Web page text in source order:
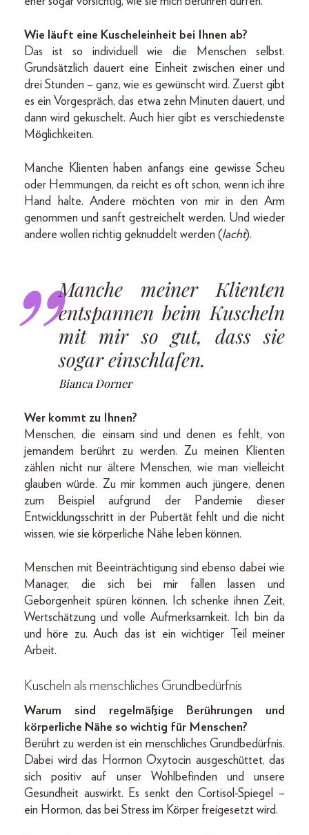
Wie läuft eine Kuscheleinheit bei Ihnen ab?
Das ist so individuell wie die Menschen selbst.
Grundsätzlich dauert eine Einheit zwischen einer und
drei Stunden – ganz, wie es gewünscht wird. Zuerst gibt
es ein Vorgespräch, das etwa zehn Minuten dauert, und
dann wird gekuschelt. Auch hier gibt es verschiedenste
Möglichkeiten.
Manche Klienten haben anfangs eine gewisse Scheu
oder Hemmungen, da reicht es oft schon, wenn ich ihre
Hand halte. Andere möchten von mir in den Arm
genommen und sanft gestreichelt werden. Und wieder
andere wollen richtig geknuddelt werden (lacht).
Manche meiner Klienten
entspannen beim Kuscheln
mit mir so gut, dass sie
sogar einschlafen.
Bianca Dorner
Wer kommt zu Ihnen?
Menschen, die einsam sind und denen es fehlt, von
jemandem berührt zu werden. Zu meinen Klienten
zählen nicht nur ältere Menschen, wie man vielleicht
glauben würde. Zu mir kommen auch jüngere, denen
zum Beispiel aufgrund der Pandemie dieser
Entwicklungsschritt in der Pubertät fehlt und die nicht
wissen, wie sie körperliche Nähe leben können.
Menschen mit Beeinträchtigung sind ebenso dabei wie
Manager, die sich bei mir fallen lassen und
Geborgenheit spüren können. Ich schenke ihnen Zeit,
Wertschätzung und volle Aufmerksamkeit. Ich bin da
und höre zu. Auch das ist ein wichtiger Teil meiner
Arbeit.
Kuscheln als menschliches Grundbedürfnis
Warum sind regelmäßige Berührungen und
körperliche Nähe so wichtig für Menschen?
Berührt zu werden ist ein menschliches Grundbedürfnis.
Dabei wird das Hormon Oxytocin ausgeschüttet, das
sich positiv auf unser Wohlbefinden und unsere
Gesundheit auswirkt. Es senkt den Cortisol-Spiegel –
ein Hormon, das bei Stress im Körper freigesetzt wird.